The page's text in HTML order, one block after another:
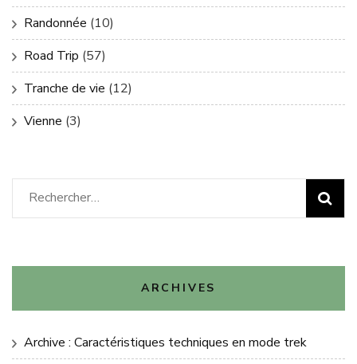
Randonnée (10)
Road Trip (57)
Tranche de vie (12)
Vienne (3)
Rechercher :
ARCHIVES
Archive : Caractéristiques techniques en mode trek